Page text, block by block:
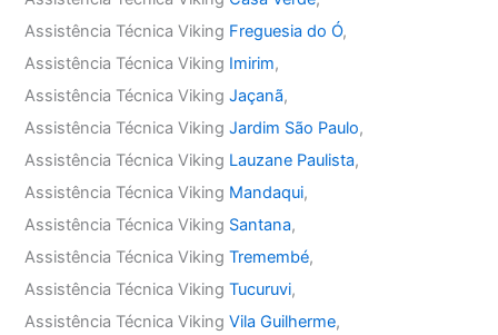
Assistência Técnica Viking Freguesia do Ó,
Assistência Técnica Viking Imirim,
Assistência Técnica VikingJaçanã,
Assistência Técnica VikingJardim São Paulo,
Assistência Técnica Viking Lauzane Paulista,
Assistência Técnica Viking Mandaqui,
Assistência Técnica Viking Santana,
Assistência Técnica VikingTremembé,
Assistência Técnica VikingTucuruvi,
Assistência Técnica VikingVila Guilherme,